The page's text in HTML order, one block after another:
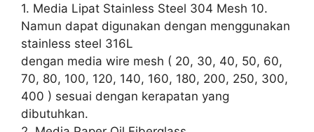
1. Media Lipat Stainless Steel 304 Mesh 10.
Namun dapat digunakan dengan menggunakan
stainless steel 316L
dengan media wire mesh ( 20, 30, 40, 50, 60,
70, 80, 100, 120, 140, 160, 180, 200, 250, 300,
400 ) sesuai dengan kerapatan yang
dibutuhkan.